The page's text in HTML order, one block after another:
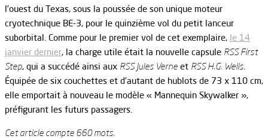
l’ouest du Texas, sous la poussée de son unique moteur
cryotechnique BE-3, pour le quinzième vol du petit lanceur
suborbital. Comme pour le premier vol de cet exemplaire, le 14
janvier dernier, la charge utile était la nouvelle capsule RSS First
Step, qui a succédé ainsi aux RSS Jules Verne et RSS H.G. Wells
Équipée de six couchettes et d’autant de hublots de 73 x 110 cm,
elle emportait à nouveau le modèle « Mannequin Skywalker »,
préfigurant les futurs passagers.
Cet article compte 660 mots.